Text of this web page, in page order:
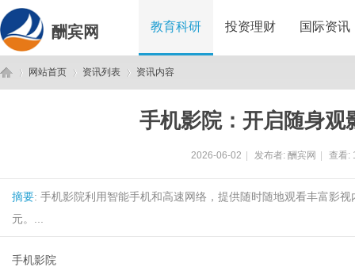
酬宾网 教育科研 投资理财 国际资讯
网站首页 资讯列表 资讯内容
手机影院：开启随身观
2026-06-02 发布者: 酬宾网 查看:
摘要: 手机影院利用智能手机和高速网络，提供随时随地观看丰富影
元。...
手机影院